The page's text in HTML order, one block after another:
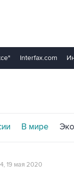
Interfax.com
В мире
19 мая 2020